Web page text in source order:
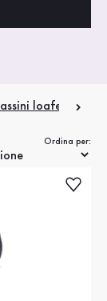
loafer (1)
Ordina per: